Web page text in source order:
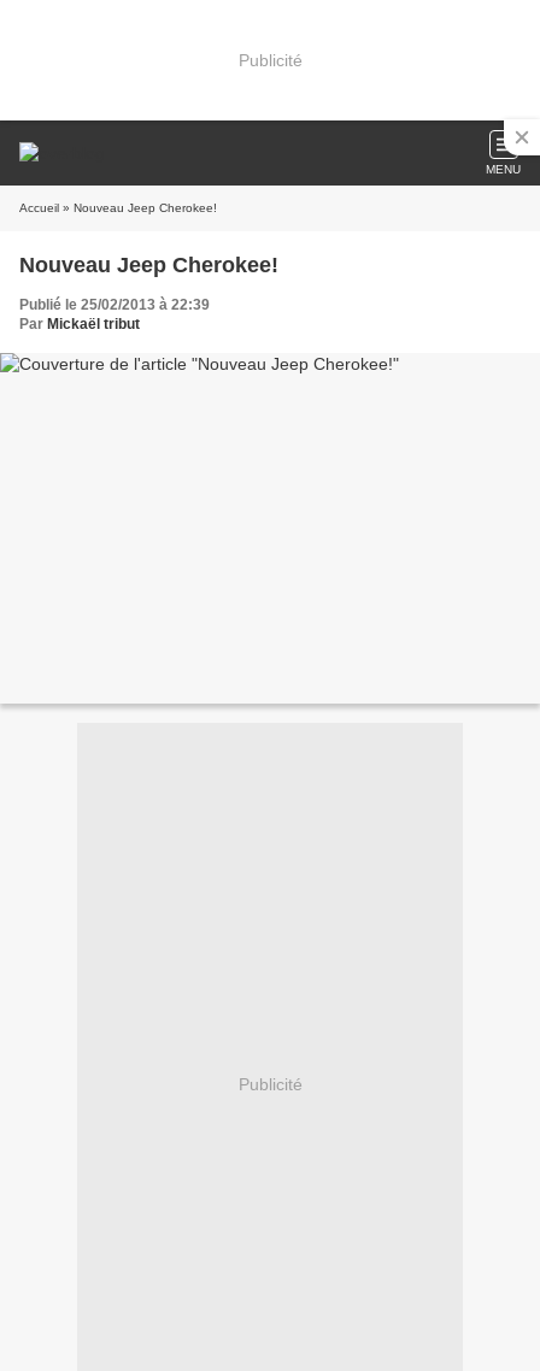
Publicité
MENU
Accueil » Nouveau Jeep Cherokee!
Nouveau Jeep Cherokee!
Publié le 25/02/2013 à 22:39
Par Mickaël tribut
Publicité